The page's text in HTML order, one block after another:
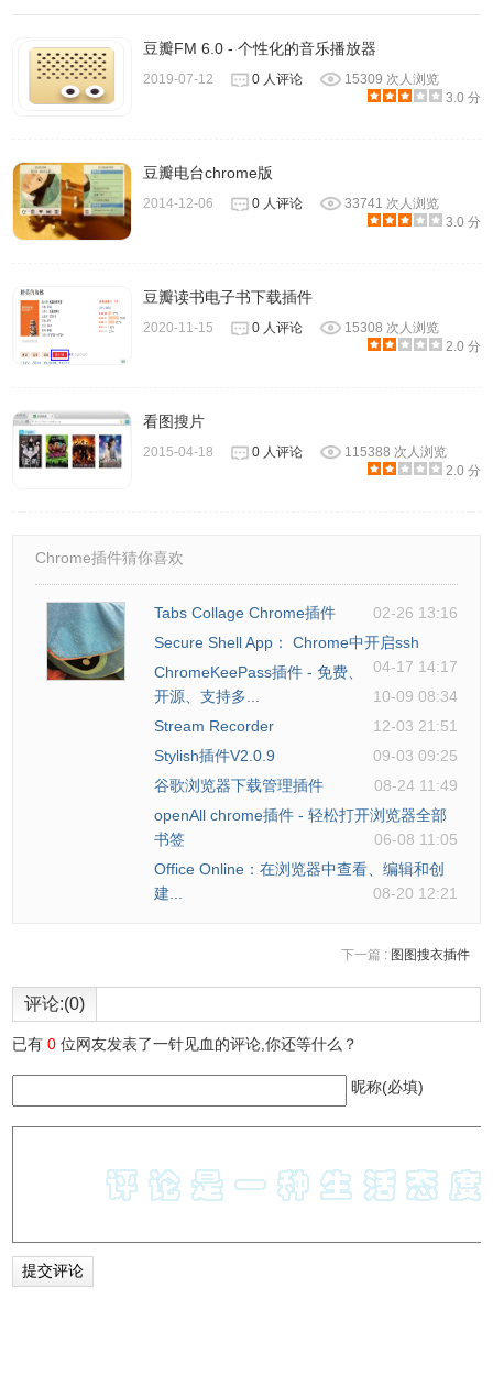
豆瓣FM 6.0 - 个性化的音乐播放器
2019-07-12 0 人评论
15309 次人浏览
3.0 分
豆瓣电台chrome版
2014-12-06 0 人评论
33741 次人浏览
3.0 分
豆瓣读书电子书下载插件
2020-11-15 0 人评论
15308 次人浏览
2.0 分
看图搜片
2015-04-18 0 人评论
115388 次人浏览
2.0 分
Chrome插件猜你喜欢
Tabs Collage Chrome插件
02-26 13:16
Secure Shell App： Chrome中开启ssh
04-17 14:17
ChromeKeePass插件 - 免费、
开源、支持多...
10-09 08:34
Stream Recorder
12-03 21:51
Stylish插件V2.0.9
09-03 09:25
谷歌浏览器下载管理插件
08-24 11:49
openAll chrome插件 - 轻松打开浏览器全部
书签
06-08 11:05
Office Online：在浏览器中查看、编辑和创
建...
08-20 12:21
下一篇 : 图图搜衣插件
评论:(0)
已有0 位网友发表了一针见血的评论,你还等什么？
昵称(必填)